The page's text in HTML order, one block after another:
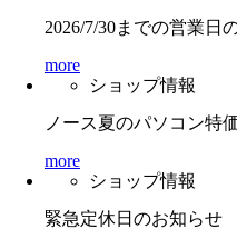
2026/7/30までの営業日
more
ショップ情報
ノース夏のパソコン特
more
ショップ情報
緊急定休日のお知らせ